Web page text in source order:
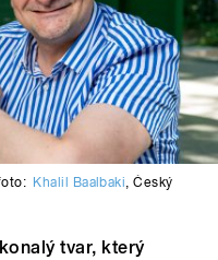
Khalil Baalbaki,Český
tvar, který